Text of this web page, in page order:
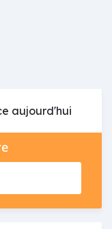
aujourd'hui